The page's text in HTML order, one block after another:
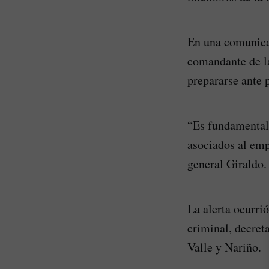
En una
comandante de
prepararse ante
“Es
asociados al
general Giraldo.
La alerta
criminal,
Valle y Nariño.